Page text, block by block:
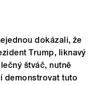
dokázali, že
Trump, liknavý
štváč, nutně
demonstrovat tuto